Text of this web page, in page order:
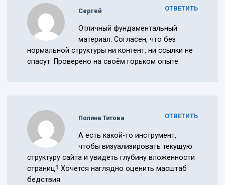
ОТВЕТИТЬ
Сергей
Отличный фундаментальный
материал. Согласен, что без
нормальной структуры ни контент, ни ссылки не
спасут. Проверено на своём горьком опыте.
ОТВЕТИТЬ
Полина Титова
А есть какой-то инструмент,
чтобы визуализировать текущую
структуру сайта и увидеть глубину вложенности
страниц? Хочется наглядно оценить масштаб
бедствия.